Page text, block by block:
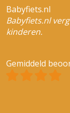
Babyfiets.nl
Babyfiets.nl
kinderen.
Gemiddeld